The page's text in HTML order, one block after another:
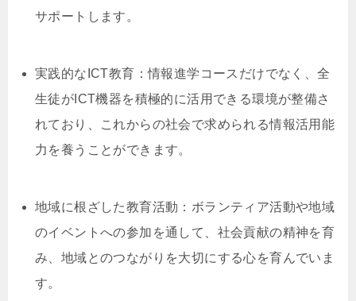
サポートします。
実践的なICT教育：情報進学コースだけでなく、全
生徒がICT機器を積極的に活用できる環境が整備さ
れており、これからの社会で求められる情報活用能
力を養うことができます。
地域に根ざした教育活動：ボランティア活動や地域
のイベントへの参加を通して、社会貢献の精神を育
み、地域とのつながりを大切にする心を育んでいま
す。